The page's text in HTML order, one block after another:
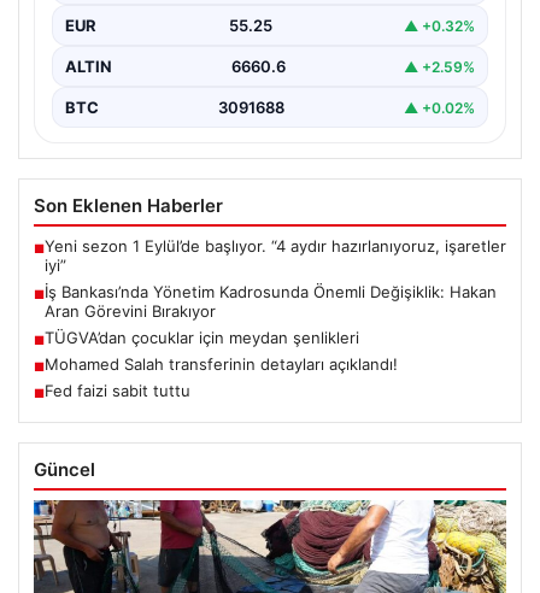
Genel…
EUR 55.25 ▲ +0.32%
ALTIN 6660.6 ▲ +2.59%
BTC 3091688 ▲ +0.02%
Son Eklenen Haberler
■Yeni sezon 1 Eylül’de başlıyor. “4 aydır hazırlanıyoruz, işaretler
iyi”
■İş Bankası’nda Yönetim Kadrosunda Önemli Değişiklik: Hakan
Aran Görevini Bırakıyor
■TÜGVA’dan çocuklar için meydan şenlikleri
■Mohamed Salah transferinin detayları açıklandı!
■Fed faizi sabit tuttu
Güncel